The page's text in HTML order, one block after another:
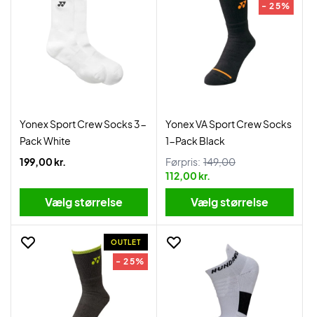
Yonex Sport Crew Socks 3-
Pack White
199,00 kr.
Vælg størrelse
- 25%
Yonex VA Sport Crew Socks
1-Pack Black
Førpris: 149,00
112,00 kr.
Vælg størrelse
OUTLET
- 25%